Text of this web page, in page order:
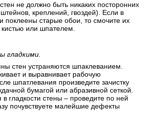
не должно быть никаких посторонних
креплений, гвоздей). Если в
старые обои, то смочите их
кистью или шпателем.
гладкими.
стен устраняются шпаклеванием.
и выравнивает рабочую
шпатлевания произведите зачистку
бумагой или абразивной сеткой.
в гладкости стены – проведите по ней
почувствуете малейшие дефекты